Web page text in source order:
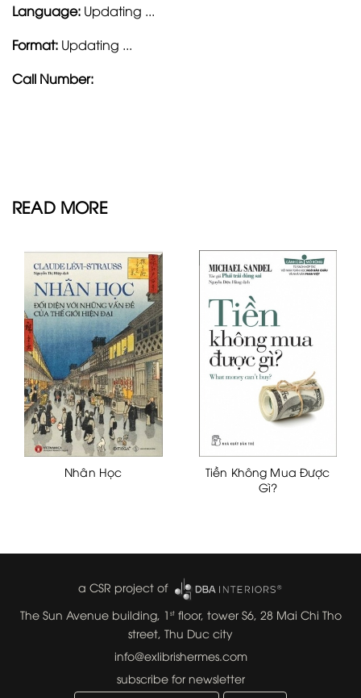
Language: Updating ...
Format: Updating ...
Call Number:
READ MORE
Nhân Học
Tiền Không Mua Được
Gì?
a CSR project of
The Sun Avenue building, 1 stfloor, tower S6, 28 Mai Chi Tho
street, Thu Duc city
info@exlibrishermes.com
subscribe for newsletter